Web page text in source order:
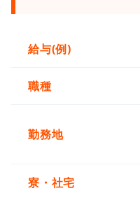
給与(例)
職種
勤務地
寮・社宅